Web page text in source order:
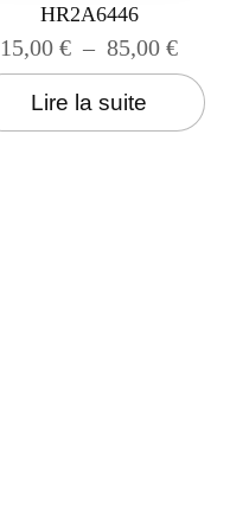
HR2A6446
15,00€ – 85,00€
Lire la suite